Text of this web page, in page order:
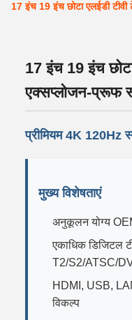
17 इंच 19 इंच छोटा एलईडी टीवी
17 इंच 19 इंच छोटा
एक्सप्लोजन-प्रूफ
प्रीमियम 4K 120Hz
मुख्य विशेषताएं
अनुकूलन योग्य
एकाधिक डिजिटल
T2/S2/ATSC/
HDMI, USB,
विकल्प